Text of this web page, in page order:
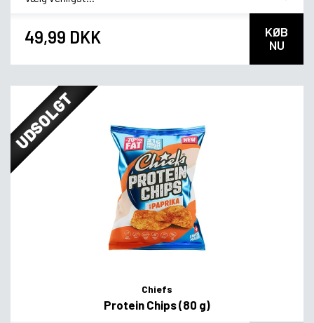
49,99 DKK
KØB
NU
UDSOLGT
Chiefs
Protein Chips (80 g)